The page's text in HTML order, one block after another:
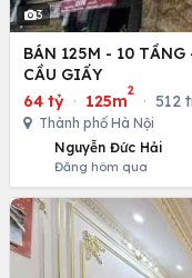
3
BÁN 125M - 10
CẦU GIẤY
64 tỷ · 125m
2
· 512
Thành phố Hà Nội
Nguyễn Đức Hải
Đăng hôm qua